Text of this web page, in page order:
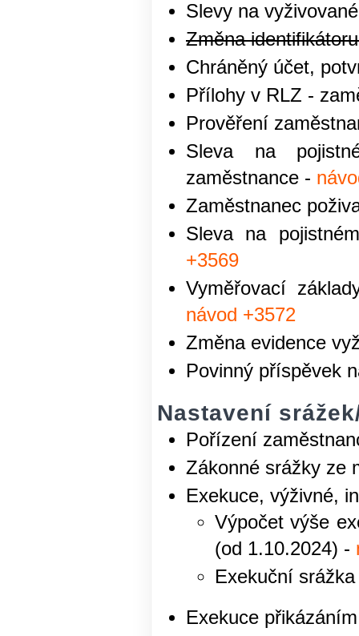
Slevy na
Změna
Chráněný účet,
Přílohy v RLZ -
Prověření
Sleva na
zaměstnance -
Zaměstnanec
Sleva na
+3569
Vyměřovací
návod +3572
Změna evidence
Povinný příspěvek
Nastavení
Pořízení
Zákonné srážky ze
Exekuce, výživné,
Výpočet výše
(od 1.10.2024) -
Exekuční
Exekuce